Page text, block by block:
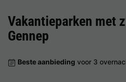
Vakantieparken met
Gennep
Beste aanbieding voor 3